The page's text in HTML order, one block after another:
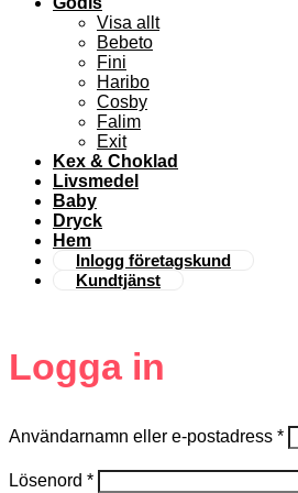
Visa allt
Bebeto
Fini
Haribo
Cosby
Falim
Exit
Kex & Choklad
Livsmedel
Baby
Dryck
Hem
Inlogg företagskund
Kundtjänst
Logga in
Användarnamn eller e-postadress *
Lösenord *